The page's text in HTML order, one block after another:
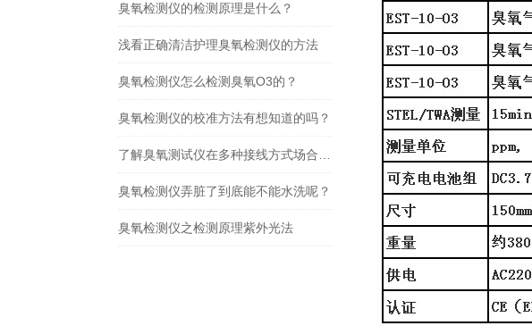
臭氧检测仪的检测原理是什么？
浅看正确清洁护理臭氧检测仪的方法
臭氧检测仪怎么检测臭氧O3的？
臭氧检测仪的校准方法有想知道的吗？
臭氧检测仪弄脏了到底能不能水洗呢？
臭氧检测仪之检测原理紫外光法